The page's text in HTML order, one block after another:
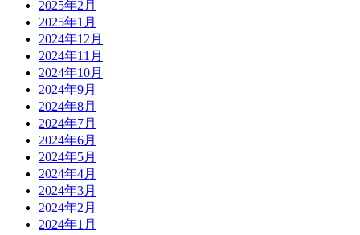
2025年2月
2025年1月
2024年12月
2024年11月
2024年10月
2024年9月
2024年8月
2024年7月
2024年6月
2024年5月
2024年4月
2024年3月
2024年2月
2024年1月